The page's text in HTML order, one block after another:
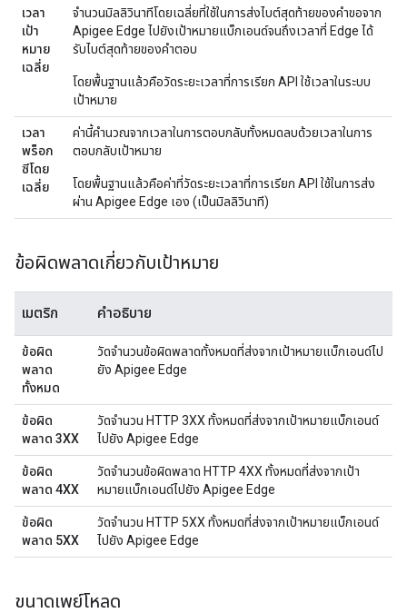
เวลา
เป้า
หมาย
เฉลี่ย
จำนวนมิลลิวินาทีโดยเฉลี่ยที่ใช้ในการส่งไบต์สุดท้ายของคำขอจาก
Apigee Edge ไปยังเป้าหมายแบ็กเอนด์จนถึงเวลาที่ Edge ได้
รับไบต์สุดท้ายของคำตอบ
โดยพื้นฐานแล้วคือวัดระยะเวลาที่การเรียก API ใช้เวลาในระบบ
เป้าหมาย
เวลา
พร็อก
ซีโดย
เฉลี่ย
ค่านี้คํานวณจากเวลาในการตอบกลับทั้งหมดลบด้วยเวลาในการ
ตอบกลับเป้าหมาย
โดยพื้นฐานแล้วคือค่าที่วัดระยะเวลาที่การเรียก API ใช้ในการส่ง
ผ่าน Apigee Edge เอง (เป็นมิลลิวินาที)
ข้อผิดพลาดเกี่ยวกับเป้าหมาย
เมตริก คำอธิบาย
ข้อผิด
พลาด
ทั้งหมด
วัดจํานวนข้อผิดพลาดทั้งหมดที่ส่งจากเป้าหมายแบ็กเอนด์ไป
ยัง Apigee Edge
ข้อผิด
พลาด 3XX
วัดจํานวน HTTP 3XX ทั้งหมดที่ส่งจากเป้าหมายแบ็กเอนด์
ไปยัง Apigee Edge
ข้อผิด
พลาด 4XX
วัดจํานวนข้อผิดพลาด HTTP 4XX ทั้งหมดที่ส่งจากเป้า
หมายแบ็กเอนด์ไปยัง Apigee Edge
ข้อผิด
พลาด 5XX
วัดจํานวน HTTP 5XX ทั้งหมดที่ส่งจากเป้าหมายแบ็กเอนด์
ไปยัง Apigee Edge
ขนาดเพย์โหลด